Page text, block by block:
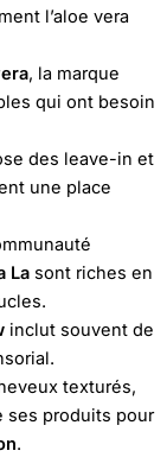
l’aloe vera
, la marque
qui ont besoin
des leave-in et
une place
La sont riches en
inclut souvent de
texturés,
ses produits pour
.